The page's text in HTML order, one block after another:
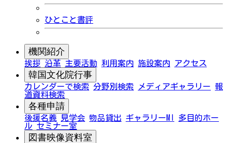
ひとこと書評
機関紹介
挨拶 沿革 主要活動 利用案内 施設案内 アクセス
韓国文化院行事
カレンダーで検索 分野別検索 メディアギャラリー 報
道資料検索
各種申請
後援名義 見学会 物品貸出 ギャラリーMI
多目的ホー
ル セミナー室
図書映像資料室